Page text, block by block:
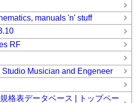
manuals 'n' stuff
RF
Musician and Engeneer
格表データベース | トップペー